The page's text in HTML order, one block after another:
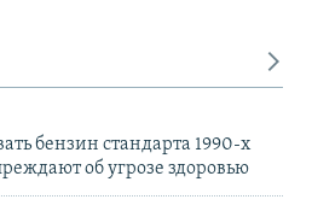
бензин стандарта 1990-х
об угрозе здоровью